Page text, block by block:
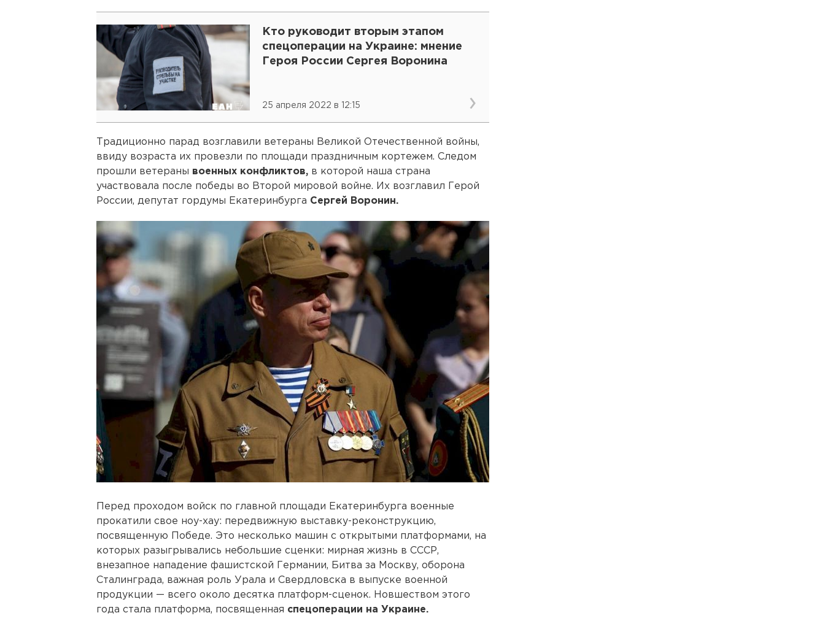
Кто руководит вторым этапом
спецоперации на Украине: мнение
Героя России Сергея Воронина
25 апреля 2022 в 12:15
Традиционно парад возглавили ветераны Великой Отечественной войны,
ввиду возраста их провезли по площади праздничным кортежем. Следом
прошли ветераны военных конфликтов, в которой наша страна
участвовала после победы во Второй мировой войне. Их возглавил Герой
России, депутат гордумы Екатеринбурга Сергей Воронин.
Перед проходом войск по главной площади Екатеринбурга военные
прокатили свое ноу-хау: передвижную выставку-реконструкцию,
посвященную Победе. Это несколько машин с открытыми платформами, на
которых разыгрывались небольшие сценки: мирная жизнь в СССР,
внезапное нападение фашистской Германии, Битва за Москву, оборона
Сталинграда, важная роль Урала и Свердловска в выпуске военной
продукции — всего около десятка платформ-сценок. Новшеством этого
года стала платформа, посвященная спецоперации на Украине.